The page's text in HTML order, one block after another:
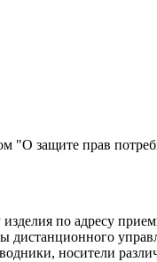
"О защите прав
по адресу
носители